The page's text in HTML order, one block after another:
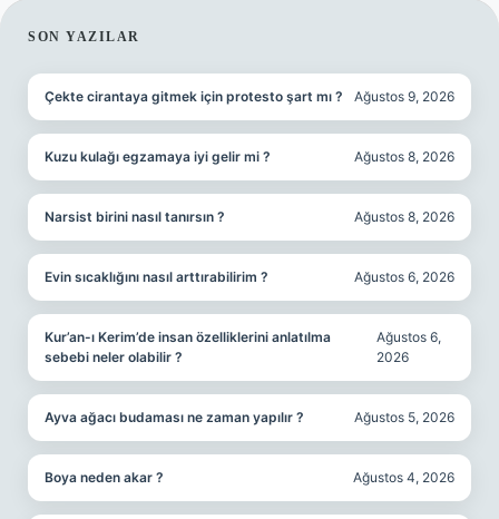
SIDEBAR
SON YAZILAR
Çekte cirantaya gitmek için protesto şart mı ? Ağustos 9, 2026
Kuzu kulağı egzamaya iyi gelir mi ? Ağustos 8, 2026
Narsist birini nasıl tanırsın ? Ağustos 8, 2026
Evin sıcaklığını nasıl arttırabilirim ? Ağustos 6, 2026
Kur’an-ı Kerim’de insan özelliklerini anlatılma
sebebi neler olabilir ?
Ağustos 6,
2026
Ayva ağacı budaması ne zaman yapılır ? Ağustos 5, 2026
Boya neden akar ? Ağustos 4, 2026